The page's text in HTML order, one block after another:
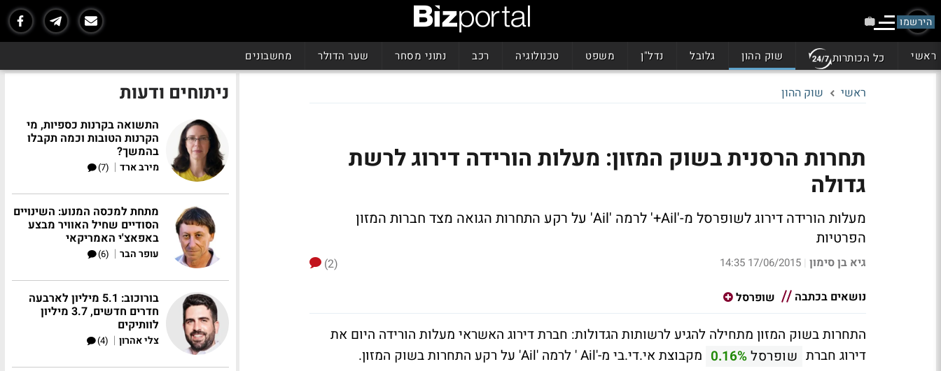
הירשמו
ראשי כל הכותרות שוק ההון גלובל נדל"ן משפט טכנולוגיה רכב נתוני מסחר שער הדולר מחשבונים
ראשי שוק ההון
תחרות הרסנית בשוק המזון: מעלות הורידה דירוג לרשת
גדולה
מעלות הורידה דירוג לשופרסל מ-'Ail+' לרמה 'Ail' על רקע התחרות הגואה מצד חברות המזון
הפרטיות
גיא בן סימון |
17/06/2015 14:35
(2)
נושאים בכתבה
שופרסל
התחרות בשוק המזון מתחילה להגיע לרשותות הגדולות: חברת דירוג האשראי מעלות הורידה היום את
דירוג חברת שופרסל0.16% מקבוצת אי.די.בי מ-'Ail ' לרמה 'Ail' על רקע התחרות בשוק המזון.
ניתוחים ודעות
התשואה בקרנות כספיות, מי
הקרנות הטובות וכמה תקבלו
בהמשך?
מירב ארד |
(7)
מתחת למכסה המנוע: השינויים
הסודיים שחיל האוויר מבצע
באפאצ'י האמריקאי
עופר הבר |
(6)
בורוכוב: 5.1 מיליון לארבעה
חדרים חדשים, 3.7 מיליון
לוותיקים
צלי אהרון |
(4)